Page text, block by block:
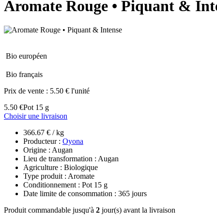
Aromate Rouge • Piquant &
Bio européen
Bio français
Prix de vente : 5.50 € l'unité
5.50 €Pot 15 g
Choisir une livraison
366.67 € / kg
Producteur : Oyona
Origine : Augan
Lieu de transformation : Augan
Agriculture : Biologique
Type produit : Aromate
Conditionnement : Pot 15 g
Date limite de consommation : 365 jours
Produit commandable jusqu'à 2 jour(s) avant la livraison